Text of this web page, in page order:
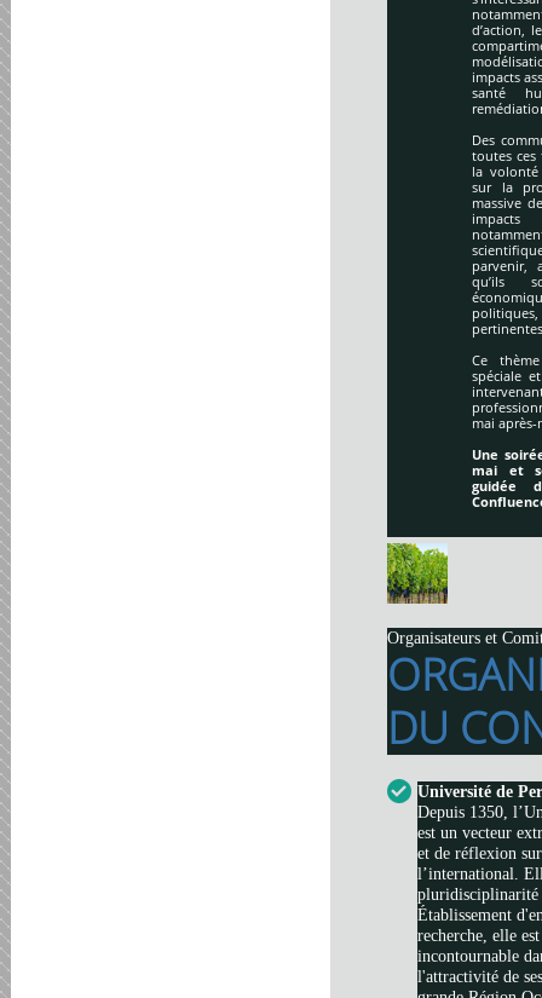
d’action,
impacts
santé
Des
toutes ces
la
sur la
massive
parvenir,
qu’ils
Ce
spéciale
mai
Une
mai et
guidée
Organisateurs et
DU
Université de
Depuis 1350,
est un vecteur
et de réflexion
l’international.
pluridisciplinarité
Établissement
recherche, elle
incontournable
l'attractivité de